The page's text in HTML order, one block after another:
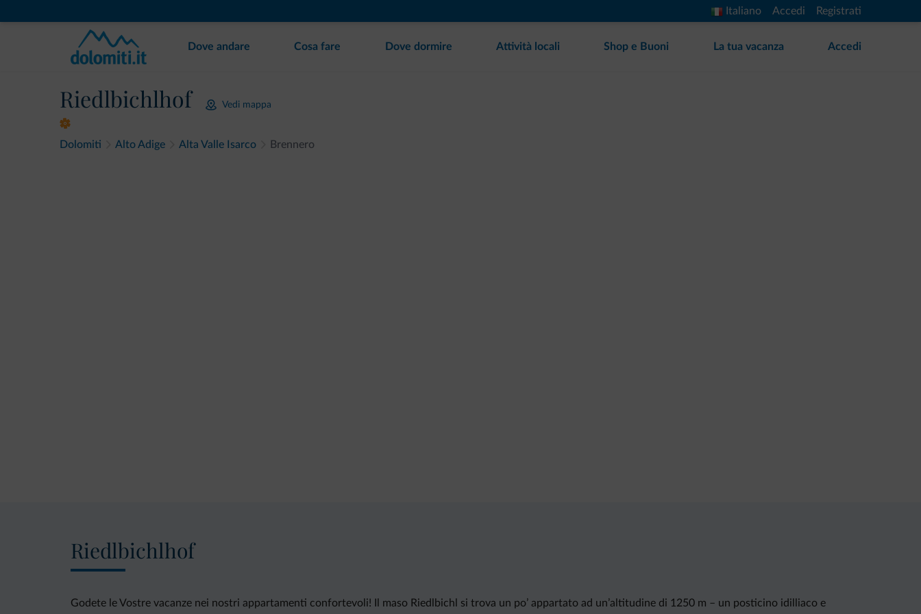
Italiano Accedi Registrati
Dove andare Cosa fare Dove dormire Attività locali Shop e Buoni La tua vacanza Accedi
Riedlbichlhof Vedi mappa
Dolomiti Alto Adige Alta Valle Isarco Brennero
Riedlbichlhof
Godete le Vostre vacanze nei nostri appartamenti confortevoli! Il maso Riedlbichl si trova un po’ appartato ad un’altitudine di 1250 m – un posticino idilliaco e